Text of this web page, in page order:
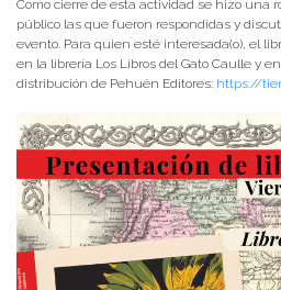
Como cierre de esta actividad se hizo una
público las que fueron respondidas y
evento. Para quien esté interesada(o), el
en la librería Los Libros del Gato Caulle y
distribución de Pehuén Editores: https://